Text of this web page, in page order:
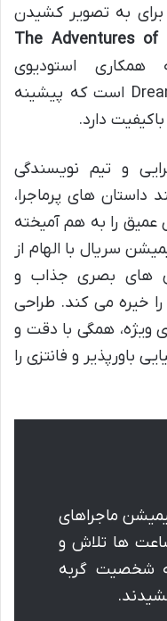
برای به تصویر کشیدن
The Adventures of
همکاری استودیوی
DreamWorks Animation Television است که پیشینه
دارد.
و تیم نویسندگی
های پرماجرا،
را به هم آمیخته
سریال با الهام از
های بصری جذاب و
خیره می کند. طراحی
همگی با دقت و
باورپذیر و فانتزی را
ماجراهای
ها تلاش و
شخصیت گربه